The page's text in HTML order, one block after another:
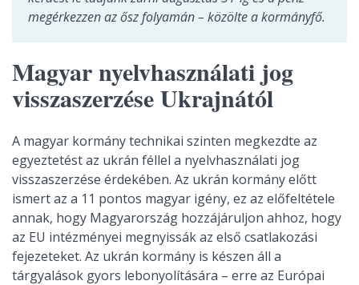
megérkezzen az ősz folyamán – közölte a kormányfő.
Magyar nyelvhasználati jog
visszaszerzése Ukrajnától
A magyar kormány technikai szinten megkezdte az
egyeztetést az ukrán féllel a nyelvhasználati jog
visszaszerzése érdekében. Az ukrán kormány előtt
ismert az a 11 pontos magyar igény, ez az előfeltétele
annak, hogy Magyarország hozzájáruljon ahhoz, hogy
az EU intézményei megnyissák az első csatlakozási
fejezeteket. Az ukrán kormány is készen áll a
tárgyalások gyors lebonyolítására – erre az Európai